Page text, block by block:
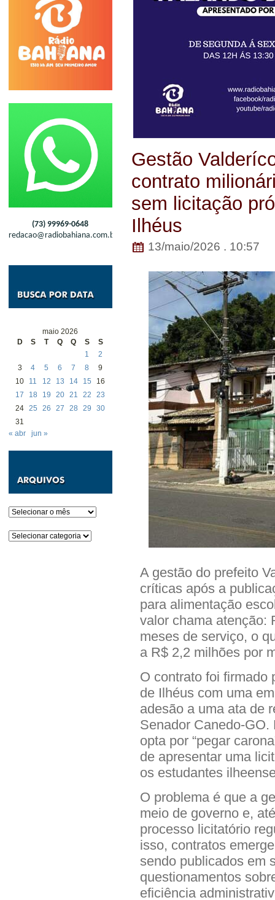
(73) 99969-0648
redacao@radiobahiana.com.br
maio 2026
D
S T Q Q S
S
1
2
3
4 5 6 7 8
9
10
11 12 13 14 15
16
17
18 19 20 21 22
23
24 25 26 27 28 29
30
31
« abr
jun »
Arquivos
Categorias
Gestão
contrato
sem licitação
Ilhéus
13/maio/2026 . 10:57
A gestão do prefeito
críticas após a
para alimentação
valor chama atenção:
meses de serviço, o
a R$ 2,2 milhões por
O contrato foi firmado
de Ilhéus com uma
adesão a uma ata de
Senador Canedo-
opta por “pegar
de apresentar uma
os estudantes
O problema é que a
meio de governo e,
processo licitatório
isso, contratos
sendo publicados em
questionamentos
eficiência